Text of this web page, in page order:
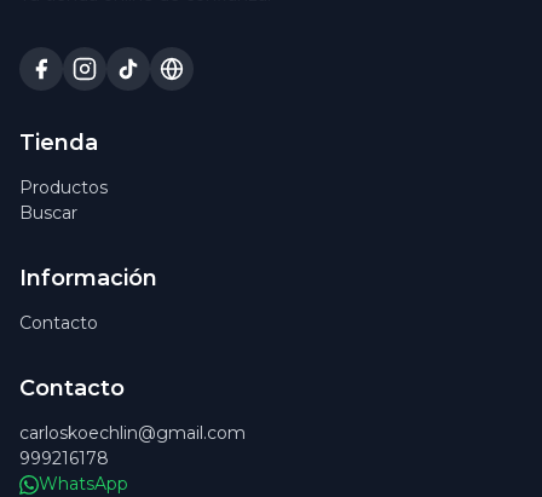
Tienda
Productos
Buscar
Información
Contacto
Contacto
carloskoechlin@gmail.com
999216178
WhatsApp